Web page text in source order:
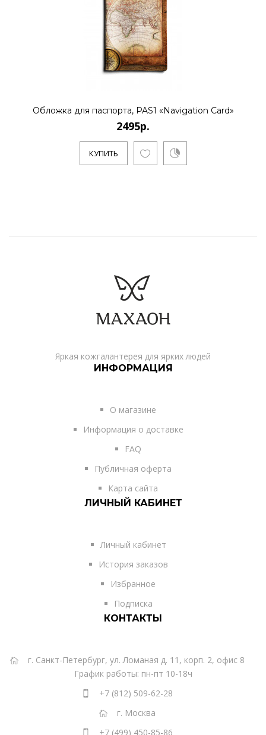
Обложка для паспорта, PAS1 «Navigation Card»
2495р.
КУПИТЬ
Яркая кожгалантерея для ярких людей
ИНФОРМАЦИЯ
О магазине
Информация о доставке
FAQ
Публичная оферта
Карта сайта
ЛИЧНЫЙ КАБИНЕТ
Личный кабинет
История заказов
Избранное
Подписка
КОНТАКТЫ
г. Санкт-Петербург, ул. Ломаная д. 11, корп. 2, офис 8
График работы: пн-пт 10-18ч
+7 (812) 509-62-28
г. Москва
+7 (499) 450-85-86